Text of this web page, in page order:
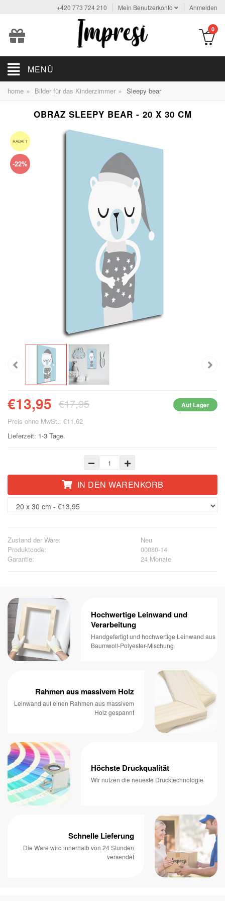
+420 773 724 210 Mein Benutzerkonto Anmelden
0
MENÜ
home » Bilder für das Kinderzimmer » Sleepy bear
OBRAZ SLEEPY BEAR - 20 X 30 CM
RABATT
-22%
€13,95 €17,95 Auf Lager
Preis ohne MwSt.: €11,62
Lieferzeit: 1-3 Tage.
IN DEN WARENKORB
Zustand der Ware:
Neu
Produktcode:
00080-14
Garantie:
24 Monate
Hochwertige Leinwand und
Verarbeitung
Handgefertigt und hochwertige Leinwand aus
Baumwoll-Polyester-Mischung
Rahmen aus massivem Holz
Leinwand auf einen Rahmen aus massivem
Holz gespannt
Höchste Druckqualität
Wir nutzen die neueste Drucktechnologie
Schnelle Lieferung
Die Ware wird innerhalb von 24 Stunden
versendet